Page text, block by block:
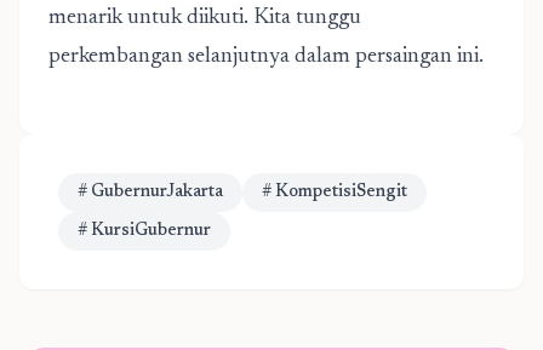
menarik untuk diikuti. Kita tunggu
perkembangan selanjutnya dalam persaingan ini.
# GubernurJakarta # KompetisiSengit
# KursiGubernur